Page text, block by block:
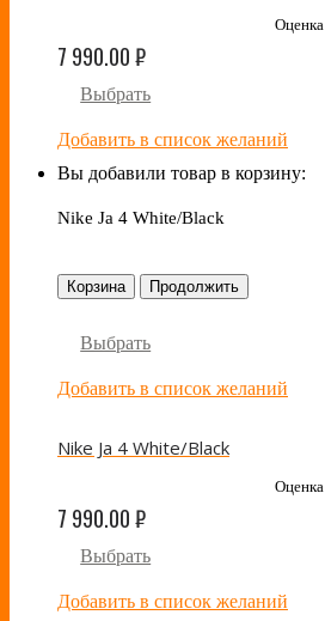
Оценка
7 990.00₽
Выбрать
Добавить в список желаний
Вы добавили товар в корзину:
Nike Ja 4 White/Black
Корзина Продолжить
Выбрать
Добавить в список желаний
Nike Ja 4 White/Black
Оценка
7 990.00₽
Выбрать
Добавить в список желаний